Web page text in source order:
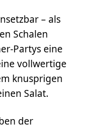
– als
Schalen
Partys eine
vollwertige
knusprigen
Salat.
der